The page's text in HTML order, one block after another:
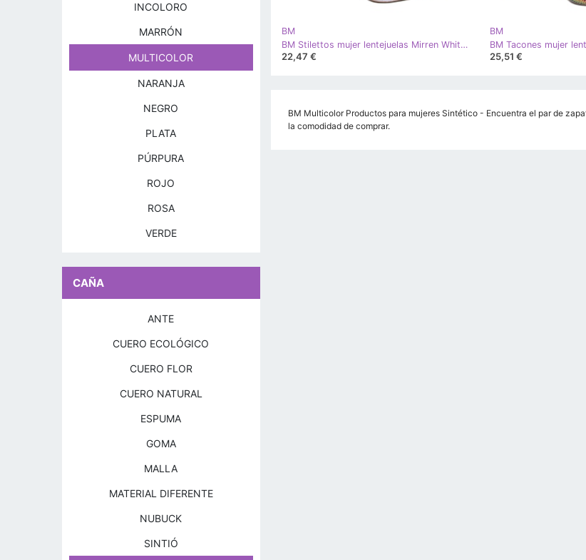
BM
BM Stilettos mujer lentejuelas Mirren White multicolor
22,47 €
BM
25,51 €
BM Multicolor Productos para mujeres Sintético - Encuentra el par de
la comodidad de comprar.
INCOLORO
MARRÓN
MULTICOLOR
NARANJA
NEGRO
PLATA
PÚRPURA
ROJO
ROSA
VERDE
CAÑA
ANTE
CUERO ECOLÓGICO
CUERO FLOR
CUERO NATURAL
ESPUMA
GOMA
MALLA
MATERIAL DIFERENTE
NUBUCK
SINTIÓ